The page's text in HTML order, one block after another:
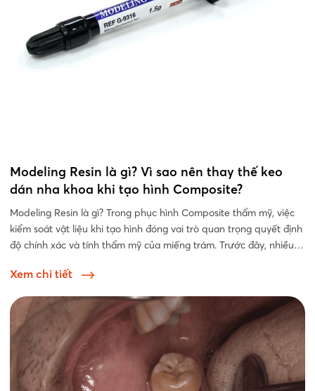
Modeling Resin là gì? Vì sao nên thay thế keo
dán nha khoa khi tạo hình Composite?
Modeling Resin là gì? Trong phục hình Composite thẩm mỹ, việc
kiểm soát vật liệu khi tạo hình đóng vai trò quan trọng quyết định
độ chính xác và tính thẩm mỹ của miếng trám. Trước đây, nhiều
Xem chi tiết